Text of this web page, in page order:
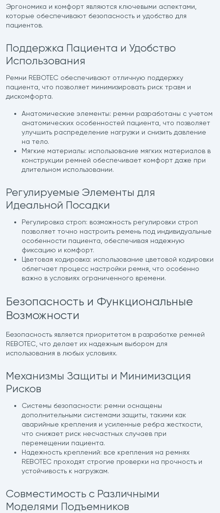
Эргономика и комфорт являются ключевыми аспектами,
которые обеспечивают безопасность и удобство для
пациентов.
Поддержка Пациента и Удобство
Использования
Ремни REBOTEC обеспечивают отличную поддержку
пациента, что позволяет минимизировать риск травм и
дискомфорта.
Анатомические элементы: ремни разработаны с учетом
анатомических особенностей пациента, что позволяет
улучшить распределение нагрузки и снизить давление
на тело.
Мягкие материалы: использование мягких материалов в
конструкции ремней обеспечивает комфорт даже при
длительном использовании.
Регулируемые Элементы для
Идеальной Посадки
Регулировка строп: возможность регулировки строп
позволяет точно настроить ремень под индивидуальные
особенности пациента, обеспечивая надежную
фиксацию и комфорт.
Цветовая кодировка: использование цветовой кодировки
облегчает процесс настройки ремня, что особенно
важно в условиях ограниченного времени.
Безопасность и Функциональные
Возможности
Безопасность является приоритетом в разработке ремней
REBOTEC, что делает их надежным выбором для
использования в любых условиях.
Механизмы Защиты и Минимизация
Рисков
Системы безопасности: ремни оснащены
дополнительными системами защиты, такими как
аварийные крепления и усиленные ребра жесткости,
что снижает риск несчастных случаев при
перемещении пациента.
Надежность креплений: все крепления на ремнях
REBOTEC проходят строгие проверки на прочность и
устойчивость к нагрузкам.
Совместимость с Различными
Моделями Подъемников